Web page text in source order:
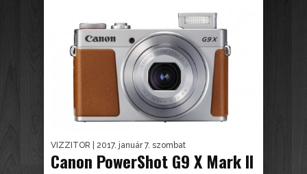
VIZZITOR | 2017. január 7. szombat
Canon PowerShot G9 X Mark II